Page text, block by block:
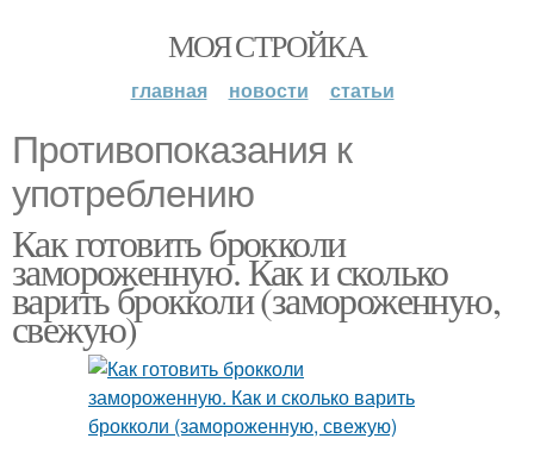
МОЯ СТРОЙКА
главная новости статьи
Противопоказания к
употреблению
Как готовить брокколи
замороженную. Как и сколько
варить брокколи (замороженную,
свежую)